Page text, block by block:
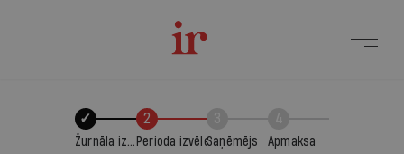
✓
Žurnāla izvēle
2
Perioda izvēleSaņēmējs Apmaksa